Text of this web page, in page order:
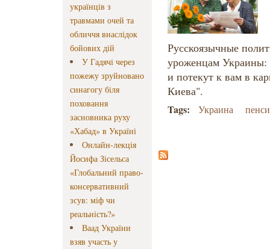
українців з
травмами очей та
обличчя внаслідок
бойових дій
У Гадячі через
пожежу зруйновано
синагогу біля
поховання
засновника руху
«Хабад» в Україні
Онлайн-лекція
Йосифа Зісельса
«Глобальний право-
консервативний
зсув: міф чи
реальність?»
Ваад України
взяв участь у
Русскоязычные
уроженцам
и потекут к вам в
Киева".
Tags: Украина